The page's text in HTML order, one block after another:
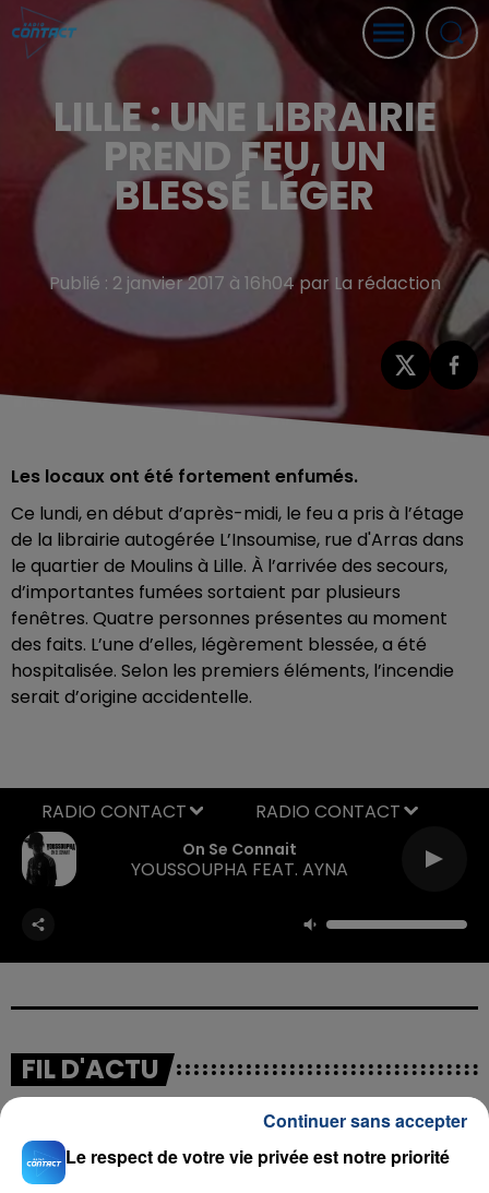
LILLE : UNE LIBRAIRIE
PREND FEU, UN
BLESSÉ LÉGER
Publié : 2 janvier 2017 à 16h04 par La rédaction
Les locaux ont été fortement enfumés.
Ce lundi, en début d’après-midi, le feu a pris à l’étage
de la librairie autogérée L’Insoumise, rue d'Arras dans
le quartier de Moulins à Lille. À l’arrivée des secours,
d’importantes fumées sortaient par plusieurs
fenêtres. Quatre personnes présentes au moment
des faits. L’une d’elles, légèrement blessée, a été
hospitalisée. Selon les premiers éléments, l’incendie
serait d’origine accidentelle.
On Se Connait
YOUSSOUPHA FEAT. AYNA
RADIO CONTACT
FIL D'ACTU
Le respect de votre vie privée est notre priorité
Continuer sans accepter